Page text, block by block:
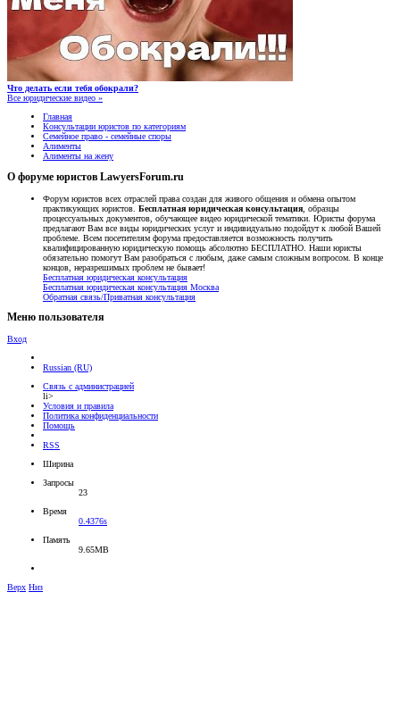
Что делать если тебя обокрали?
Все юридические видео »
Главная
Консультации юристов по категориям
Семейное право - семейные споры
Алименты
Алименты на жену
О форуме юристов LawyersForum.ru
Форум юристов всех отраслей права создан для живого общения и обмена опытом
практикующих юристов. Бесплатная юридическая консультация , образцы
процессуальных документов, обучающее видео юридической тематики. Юристы форума
предлагают Вам все виды юридических услуг и индивидуально подойдут к любой Вашей
проблеме. Всем посетителям форума предоставляется возможность получить
квалифицированную юридическую помощь абсолютно БЕСПЛАТНО. Наши юристы
обязательно помогут Вам разобраться с любым, даже самым сложным вопросом. В конце
концов, неразрешимых проблем не бывает!
Бесплатная юридическая консультация
Бесплатная юридическая консультация Москва
Обратная связь/Приватная консультация
Меню пользователя
Вход
Russian (RU)
Связь с администрацией
li>
Условия и правила
Политика конфиденциальности
Помощь
RSS
Ширина
Запросы
23
Время
0.4376s
Память
9.65MB
Верх Низ